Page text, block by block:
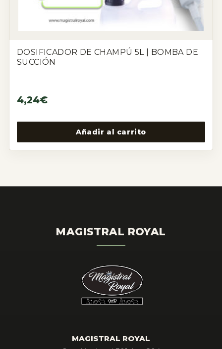
Añadir al carrito
DOSIFICADOR DE CHAMPÚ 5L | BOMBA DE
SUCCIÓN
4,24€
MAGISTRAL ROYAL
MAGISTRAL ROYAL